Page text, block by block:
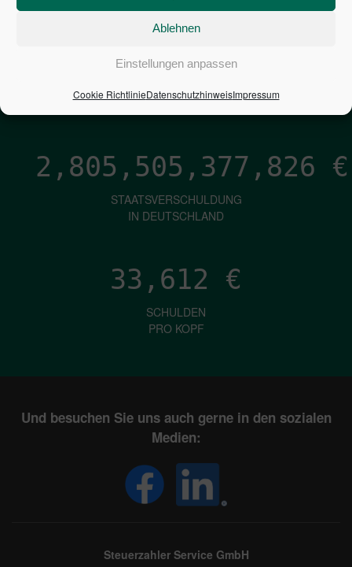
Ablehnen
Einstellungen anpassen
Cookie RichtlinieDatenschutzhinweisImpressum
1,601€
PRO SEKUNDE
2,805,505,379,032 €
STAATSVERSCHULDUNG
IN DEUTSCHLAND
33,612 €
SCHULDEN
PRO KOPF
Und besuchen Sie uns auch gerne in den sozialen
Medien:
Steuerzahler Service GmbH